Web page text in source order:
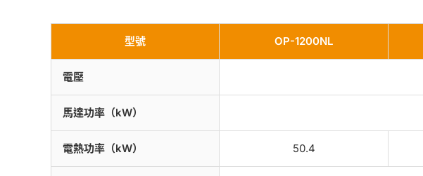
型號 OP-1200NL
電壓
馬達功率（kW）
電熱功率（kW） 50.4